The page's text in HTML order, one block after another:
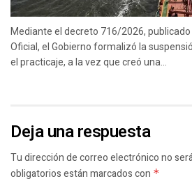
Mediante el decreto 716/2026,
Oficial, el Gobierno formalizó la
el practicaje, a la vez que creó una...
Deja una respuesta
Tu dirección de correo electrónico no
obligatorios están marcados con *